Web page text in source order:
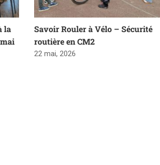
la
Savoir Rouler à Vélo – Sécurité
routière en CM2
22 mai, 2026